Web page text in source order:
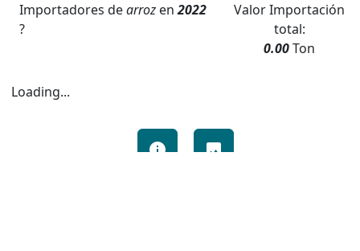
Importadores de arroz en2022
?
ValorImportación
total:
0.00Ton
Loading...